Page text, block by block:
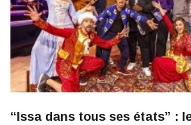
“Issa dans tous ses états” :